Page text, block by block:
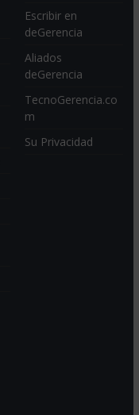
Escribir en
deGerencia
Aliados
deGerencia
TecnoGerencia.co
m
Su Privacidad